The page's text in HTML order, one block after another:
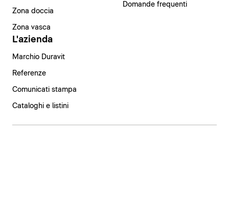
Zona doccia
Zona vasca
Domande frequenti
L'azienda
Marchio Duravit
Referenze
Comunicati stampa
Cataloghi e listini